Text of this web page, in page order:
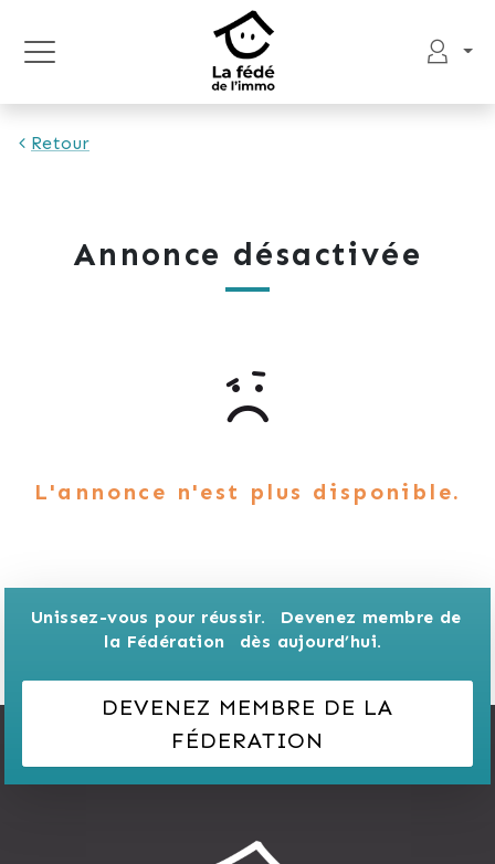
Retour
Annonce désactivée
L'annonce n'est plus disponible.
Unissez-vous pour réussir.
Devenez membre de
la Fédération
dès aujourd’hui.
DEVENEZ MEMBRE DE LA
FÉDERATION